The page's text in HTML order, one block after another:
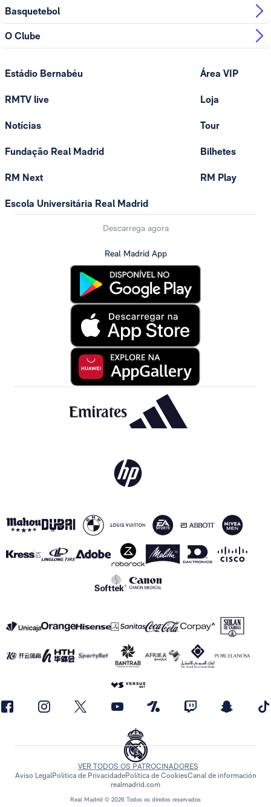
Basquetebol
O Clube
Estádio Bernabéu
RMTV live
Notícias
Fundação Real Madrid
RM Next
Escola Universitária Real Madrid
Área VIP
Loja
Tour
Bilhetes
RM Play
Descarrega agora
Real Madrid App
Real Madrid © 2026 Todos os direitos reservados
VER TODOS OS PATROCINADORES
Aviso LegalPolítica de PrivacidadePolítica de CookiesCanal de información
realmadrid.com